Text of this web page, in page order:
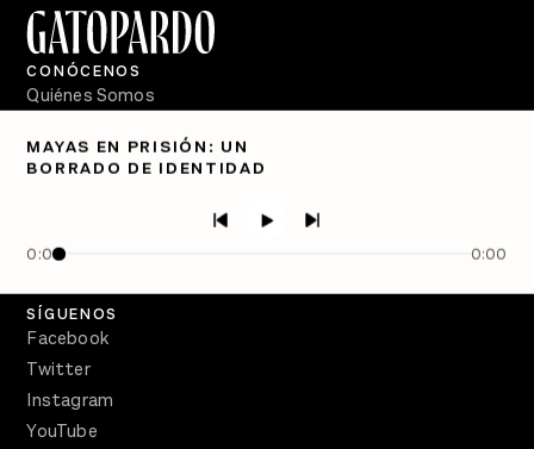
MAYAS EN PRISIÓN: UN
BORRADO DE IDENTIDAD
0:00 0:00
CONÓCENOS
Quiénes Somos
PÓDCASTS
Crecer en Distopía
SÍGUENOS
Facebook
Twitter
Instagram
YouTube